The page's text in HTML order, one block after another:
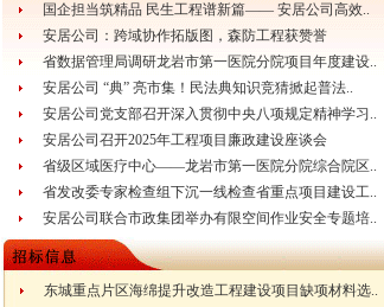
国企担当筑精品 民生工程谱新篇—— 安居公司高效..
安居公司：跨域协作拓版图，森防工程获赞誉
省数据管理局调研龙岩市第一医院分院项目年度建设..
安居公司 “典” 亮市集！民法典知识竞猜掀起普法..
安居公司党支部召开深入贯彻中央八项规定精神学习..
安居公司召开2025年工程项目廉政建设座谈会
省级区域医疗中心——龙岩市第一医院分院综合院区..
省发改委专家检查组下沉一线检查省重点项目建设工..
安居公司联合市政集团举办有限空间作业安全专题培..
东城重点片区海绵提升改造工程建设项目缺项材料选..